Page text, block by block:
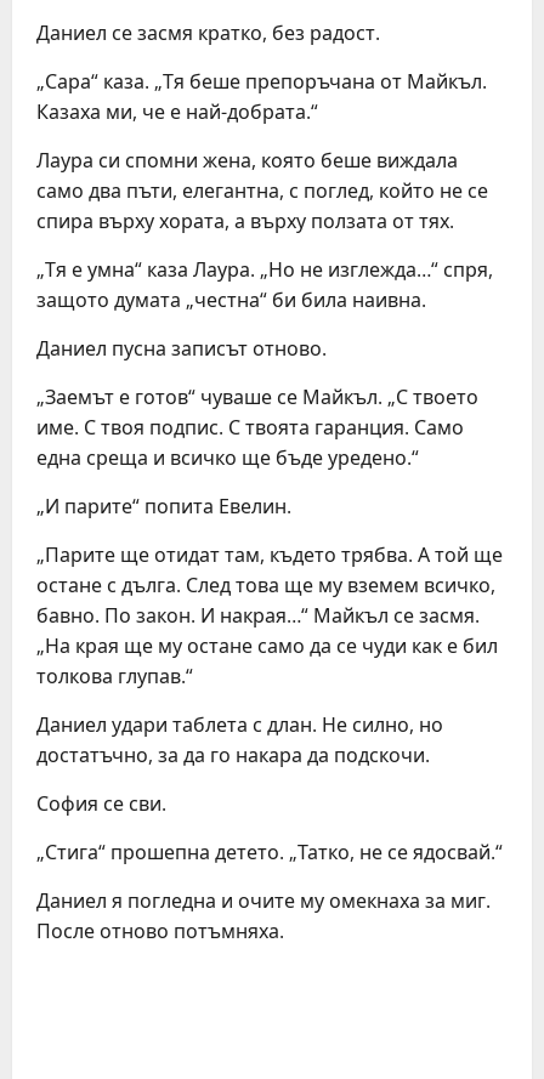
Даниел се засмя кратко, без радост.
„Сара“ каза. „Тя беше препоръчана от Майкъл.
Казаха ми, че е най-добрата.“
Лаура си спомни жена, която беше виждала
само два пъти, елегантна, с поглед, който не се
спира върху хората, а върху ползата от тях.
„Тя е умна“ каза Лаура. „Но не изглежда…“ спря,
защото думата „честна“ би била наивна.
Даниел пусна записът отново.
„Заемът е готов“ чуваше се Майкъл. „С твоето
име. С твоя подпис. С твоята гаранция. Само
една среща и всичко ще бъде уредено.“
„И парите“ попита Евелин.
„Парите ще отидат там, където трябва. А той ще
остане с дълга. След това ще му вземем всичко,
бавно. По закон. И накрая…“ Майкъл се засмя.
„На края ще му остане само да се чуди как е бил
толкова глупав.“
Даниел удари таблета с длан. Не силно, но
достатъчно, за да го накара да подскочи.
София се сви.
„Стига“ прошепна детето. „Татко, не се ядосвай.“
Даниел я погледна и очите му омекнаха за миг.
После отново потъмняха.